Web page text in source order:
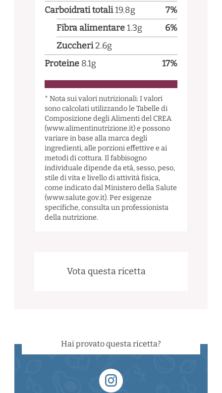
Carboidrati totali19.8g 7%
Fibra alimentare1.3g 6%
Zuccheri2.6g
Proteine 8.1g 17%
* Nota sui valori nutrizionali: I valori
sono calcolati utilizzando le Tabelle di
Composizione degli Alimenti del CREA
(www.alimentinutrizione.it) e possono
variare in base alla marca degli
ingredienti, alle porzioni effettive e ai
metodi di cottura. Il fabbisogno
individuale dipende da età, sesso, peso,
stile di vita e livello di attività fisica,
come indicato dal Ministero della Salute
(www.salute.gov.it). Per esigenze
specifiche, consulta un professionista
della nutrizione.
Vota questa ricetta
Hai provato questa ricetta?